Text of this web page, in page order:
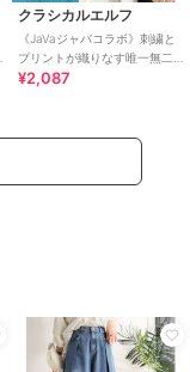
クラシカルエルフ
《JaVaジャバコラボ》刺繍と
プリントが織りなす唯一無二
のデザイン。綿100％おさかな
¥2,087